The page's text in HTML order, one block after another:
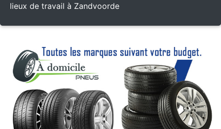
lieux de travail à Zandvoorde